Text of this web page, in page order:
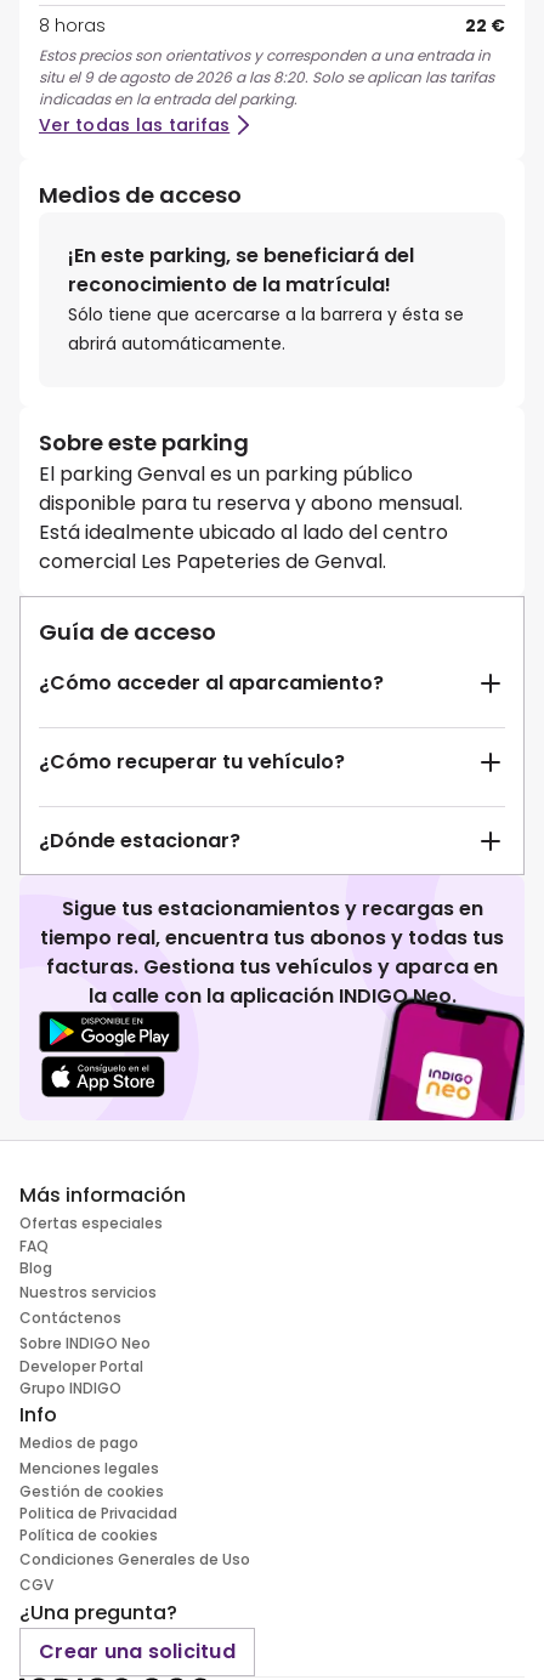
8 horas
22 €
Estos precios son orientativos y corresponden a una entrada in
situ el 9 de agosto de 2026 a las 8:20. Solo se aplican las tarifas
indicadas en la entrada del parking.
Ver todas las tarifas
Medios de acceso
¡En este parking, se beneficiará del
reconocimiento de la matrícula!
Sólo tiene que acercarse a la barrera y ésta se
abrirá automáticamente.
Sobre este parking
El parking Genval es un parking público
disponible para tu reserva y abono mensual.
Está idealmente ubicado al lado del centro
comercial Les Papeteries de Genval.
Guía de acceso
¿Cómo acceder al aparcamiento?
¿Cómo recuperar tu vehículo?
¿Dónde estacionar?
Sigue tus estacionamientos y recargas en
tiempo real, encuentra tus abonos y todas tus
facturas. Gestiona tus vehículos y aparca en
la calle con la aplicación INDIGO Neo.
Más información
Ofertas especiales
FAQ
Blog
Nuestros servicios
Contáctenos
Sobre INDIGO Neo
Developer Portal
Grupo INDIGO
Info
Medios de pago
Menciones legales
Gestión de cookies
Politica de Privacidad
Política de cookies
Condiciones Generales de Uso
CGV
¿Una pregunta?
Crear una solicitud